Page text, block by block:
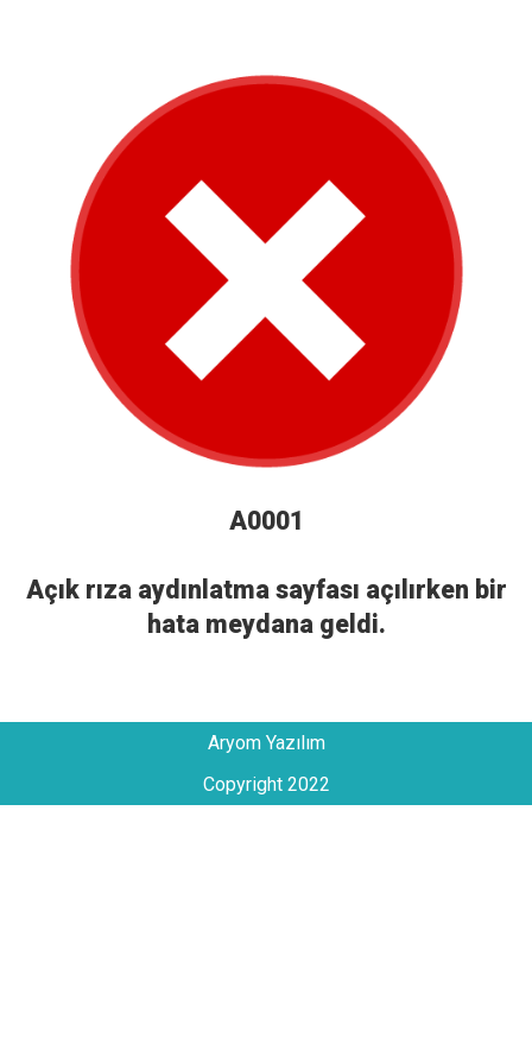
A0001
Açık rıza aydınlatma sayfası açılırken bir
hata meydana geldi.
Aryom Yazılım
Copyright 2022